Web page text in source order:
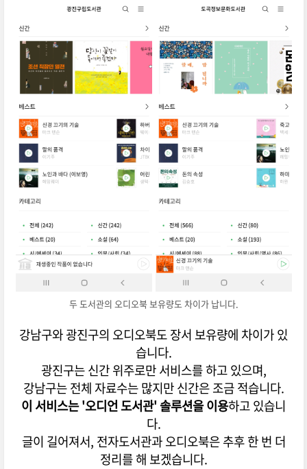
두 도서관의 오디오북 보유량도 차이가 납니다.
강남구와 광진구의 오디오북도 장서 보유량에 차이가 있
습니다.
광진구는 신간 위주로만 서비스를 하고 있으며,
강남구는 전체 자료수는 많지만 신간은 조금 적습니다.
이 서비스는 '오디언 도서관' 솔루션을 이용하고 있습니
다.
글이 길어져서, 전자도서관과 오디오북은 추후 한 번 더
정리를 해 보겠습니다.